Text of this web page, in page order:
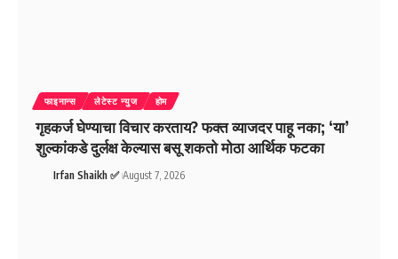
फाइनान्स लेटेस्ट न्युज होम
गृहकर्ज घेण्याचा विचार करताय? फक्त व्याजदर पाहू नका; ‘या’
शुल्कांकडे दुर्लक्ष केल्यास बसू शकतो मोठा आर्थिक फटका
Irfan Shaikh ✅ August 7, 2026